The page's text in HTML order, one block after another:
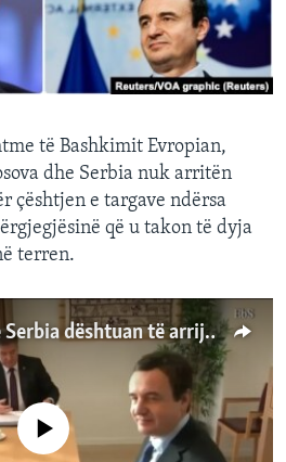
të Bashkimit Evropian,
dhe Serbia nuk arritën
çështjen e targave ndërsa
që u takon të dyja
terren.
Borrell: Kosova dhe Serbia dështuan të arrijnë një marrëveshje
currently available